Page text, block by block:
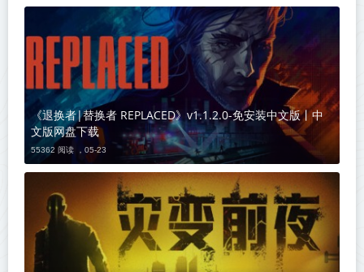
《退换者|替换者 REPLACED》v1.1.2.0-免安装中文版丨中
文版网盘下载
55362 阅读 ， 05-23